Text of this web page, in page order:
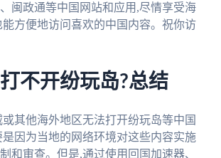
闽政通等中国网站和应用,尽情享受海
方便地访问喜欢的中国内容。祝你访
不开纷玩岛?总结
其他海外地区无法打开纷玩岛等中国
是因为当地的网络环境对这些内容实施
和审查。但是,通过使用回国加速器、